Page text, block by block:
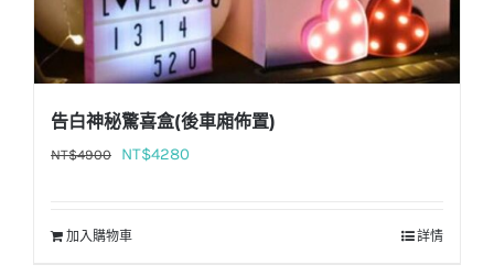
告白神秘驚喜盒(後車廂佈置)
NT$4900
原
格：
NT$4280
加入購物車 詳情